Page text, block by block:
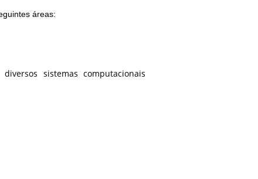
áreas:
sistemas computacionais